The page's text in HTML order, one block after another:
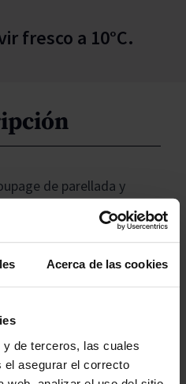
Acerca de las cookies
de terceros, las cuales
el asegurar el correcto
fresco a 10°C.
de parellada y
sutil y afrutado.
este blanco accesible
de su frescura y